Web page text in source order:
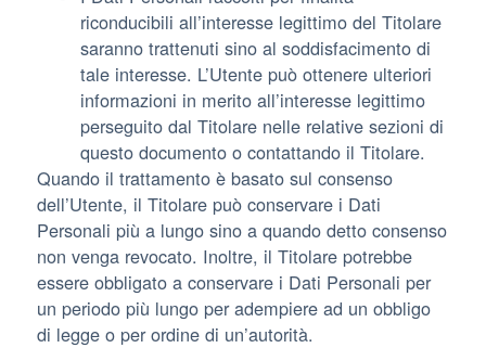
riconducibili all’interesse legittimo del Titolare
saranno trattenuti sino al soddisfacimento di
tale interesse. L’Utente può ottenere ulteriori
informazioni in merito all’interesse legittimo
perseguito dal Titolare nelle relative sezioni di
questo documento o contattando il Titolare.
Quando il trattamento è basato sul consenso
dell’Utente, il Titolare può conservare i Dati
Personali più a lungo sino a quando detto consenso
non venga revocato. Inoltre, il Titolare potrebbe
essere obbligato a conservare i Dati Personali per
un periodo più lungo per adempiere ad un obbligo
di legge o per ordine di un’autorità.